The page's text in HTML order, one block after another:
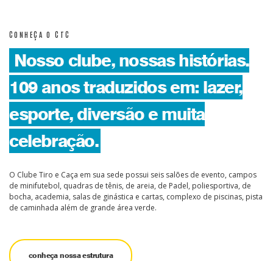
CONHEÇA O CTC
Nosso clube, nossas histórias.
109 anos traduzidos em: lazer,
esporte, diversão e muita
celebração.
O Clube Tiro e Caça em sua sede possui seis salões de evento, campos
de minifutebol, quadras de tênis, de areia, de Padel, poliesportiva, de
bocha, academia, salas de ginástica e cartas, complexo de piscinas, pista
de caminhada além de grande área verde.
conheça nossa estrutura